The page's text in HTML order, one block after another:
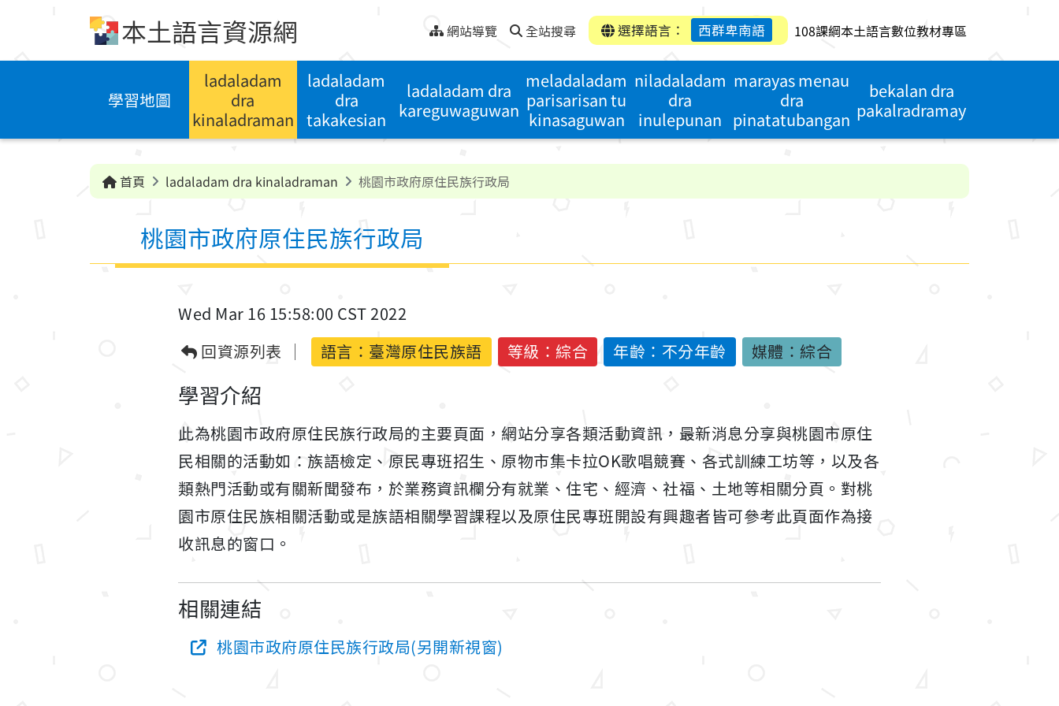
本土語言資源網 網站導覽 全站搜尋 選擇語言： 西群卑南語 108課綱本土語言數位教材專區
學習地圖
ladaladam
dra
kinaladraman
ladaladam
dra
takakesian
ladaladam dra
kareguwaguwan
meladaladam
parisarisan tu
kinasaguwan
niladaladam
dra
inulepunan
marayas menau
dra
pinatatubangan
bekalan dra
pakalradramay
首頁 ladaladam dra kinaladraman 桃園市政府原住民族行政局
桃園市政府原住民族行政局
Wed Mar 16 15:58:00 CST 2022
回資源列表
語言： 臺灣原住民族語 等級：綜合 年齡：不分年齡 媒體：綜合
學習介紹
此為桃園市政府原住民族行政局的主要頁面，網站分享各類活動資訊，最新消息分享與桃園市原住
民相關的活動如：族語檢定、原民專班招生、原物市集卡拉OK歌唱競賽、各式訓練工坊等，以及各
類熱門活動或有關新聞發布，於業務資訊欄分有就業、住宅、經濟、社福、土地等相關分頁。對桃
園市原住民族相關活動或是族語相關學習課程以及原住民專班開設有興趣者皆可參考此頁面作為接
收訊息的窗口。
相關連結
桃園市政府原住民族行政局(另開新視窗)